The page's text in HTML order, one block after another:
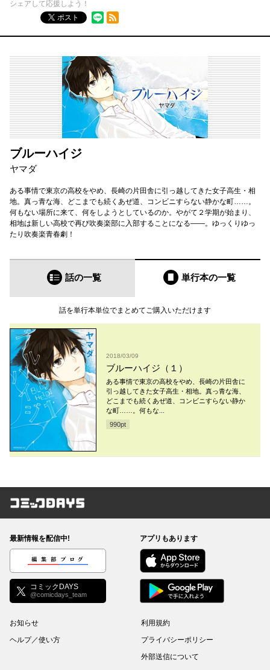
シェアして応援しよう！
ポスト
RSSフィード
ブルーハイジ
ヤマダ
ある事情で東京の高校をやめ、長崎の片田舎に引っ越してきた女子高生・相
地。真っ青な海、どこまでも続くあぜ道、コンビニすらない静かな町……。
何もない場所に来て、何をしようとしているのか。やがて２学期が始まり、
相地は新しい高校で再び吹奏楽部に入部することになる――。ゆっくりゆっ
たり吹奏楽青春劇！
話の一覧 単行本の一覧
話を単行本単位でまとめてご購入いただけます
2018/03/09
ブルーハイジ（１）
ある事情で東京の高校をやめ、長崎の片田舎に
引っ越してきた女子高生・相地。真っ青な海、
どこまでも続くあぜ道、コンビニすらない静か
な町……。何もな...
990pt
コミックDAYS
最新情報を配信中!
編集部ブログ
コミックDAYS
@comicdays_team
アプリもあります
お知らせ
ヘルプ／使い方
利用規約
プライバシーポリシー
外部送信について